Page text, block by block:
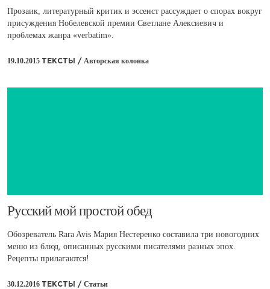
Прозаик, литературный критик и эссеист рассуждает о спорах вокруг
присуждения Нобелевской премии Светлане Алексиевич и
проблемах жанра «verbatim».
19.10.2015 ТЕКСТЫ / Авторская колонка
​Русский мой простой обед
Обозреватель Rara Avis Мария Нестеренко составила три новогодних
меню из блюд, описанных русскими писателями разных эпох.
Рецепты прилагаются!
30.12.2016 ТЕКСТЫ / Статьи